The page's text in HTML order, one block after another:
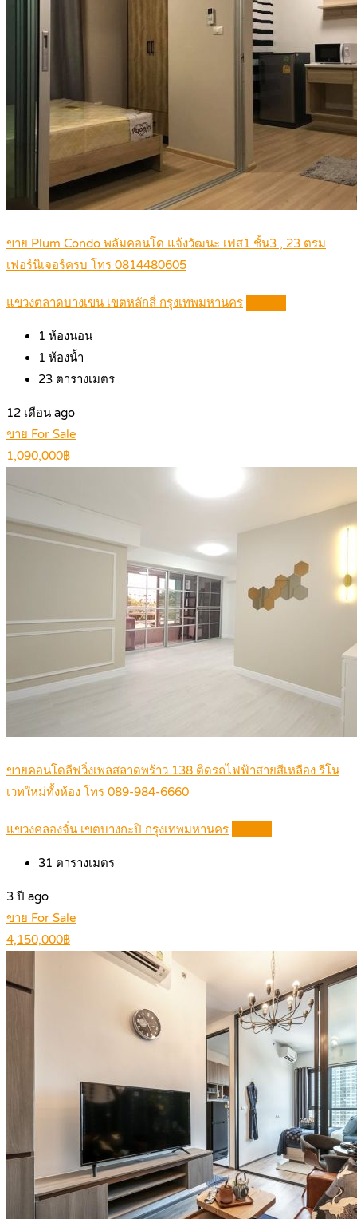
ขาย Plum Condo พลัมคอนโด แจ้งวัฒนะ เฟส1 ชั้น3 , 23 ตรม
เฟอร์นิเจอร์ครบ โทร 0814480605
แขวงตลาดบางเขน เขตหลักสี่ กรุงเทพมหานคร
1 ห้องนอน
1 ห้องน้ำ
23 ตารางเมตร
12 เดือน ago
ขาย For Sale
1,090,000฿
ขายคอนโดลีฟวิ่งเพลสลาดพร้าว 138 ติดรถไฟฟ้าสายสีเหลือง รีโน
เวทใหม่ทั้งห้อง โทร 089-984-6660
แขวงคลองจั่น เขตบางกะปิ กรุงเทพมหานคร
31 ตารางเมตร
3 ปี ago
ขาย For Sale
4,150,000฿